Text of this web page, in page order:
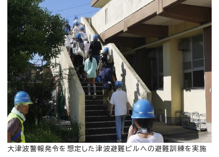
大津波警報発令を想定した津波避難ビルへの避難訓練を実施